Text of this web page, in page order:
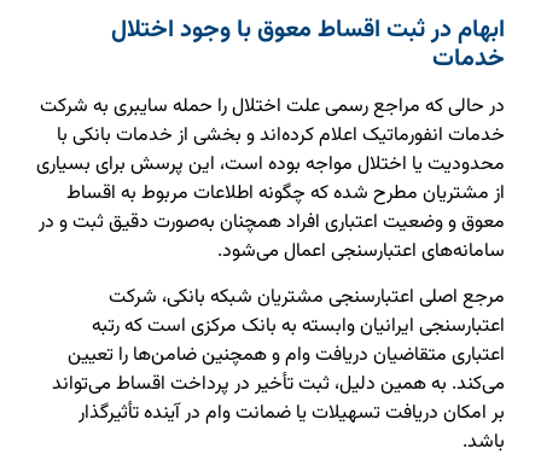
ابهام در ثبت اقساط معوق با وجود اختلال
خدمات
در حالی که مراجع رسمی علت اختلال را حمله سایبری به شرکت
خدمات انفورماتیک اعلام کرده‌اند و بخشی از خدمات بانکی با
محدودیت یا اختلال مواجه بوده است، این پرسش برای بسیاری
از مشتریان مطرح شده که چگونه اطلاعات مربوط به اقساط
معوق و وضعیت اعتباری افراد همچنان به‌صورت دقیق ثبت و در
سامانه‌های اعتبارسنجی اعمال می‌شود.
مرجع اصلی اعتبارسنجی مشتریان شبکه بانکی، شرکت
اعتبارسنجی ایرانیان وابسته به بانک مرکزی است که رتبه
اعتباری متقاضیان دریافت وام و همچنین ضامن‌ها را تعیین
می‌کند. به همین دلیل، ثبت تأخیر در پرداخت اقساط می‌تواند
بر امکان دریافت تسهیلات یا ضمانت وام در آینده تأثیرگذار
باشد.